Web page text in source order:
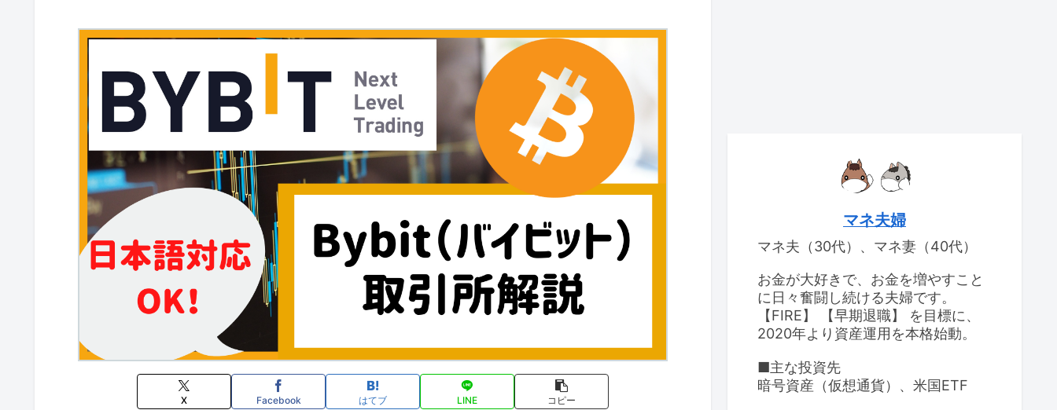
X Facebook はてブ LINE コピー
マネ夫婦
マネ夫（30代）、マネ妻（40代）
お金が大好きで、お金を増やすこと
に日々奮闘し続ける夫婦です。
【FIRE】 【早期退職】 を目標に、
2020年より資産運用を本格始動。
■主な投資先
暗号資産（仮想通貨）、米国ETF